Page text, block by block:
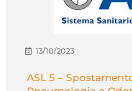
13/10/2023
ASL 5 –